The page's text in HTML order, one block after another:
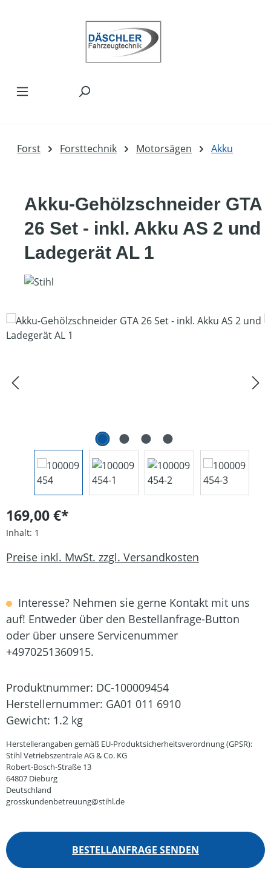
Forst Forsttechnik Motorsägen Akku
Akku-Gehölzschneider GTA
26 Set - inkl. Akku AS 2 und
Ladegerät AL 1
Bildergalerie überspringen
169,00 €*
Inhalt: 1
Preise inkl. MwSt. zzgl. Versandkosten
Interesse? Nehmen sie gerne Kontakt mit uns
auf! Entweder über den Bestellanfrage-Button
oder über unsere Servicenummer
+4970251360915.
Produktnummer: DC-100009454
Herstellernummer: GA01 011 6910
Gewicht: 1.2 kg
Herstellerangaben gemäß EU-Produktsicherheitsverordnung (GPSR):
Stihl Vetriebszentrale AG & Co. KG
Robert-Bosch-Straße 13
64807 Dieburg
Deutschland
grosskundenbetreuung@stihl.de
BESTELLANFRAGE SENDEN